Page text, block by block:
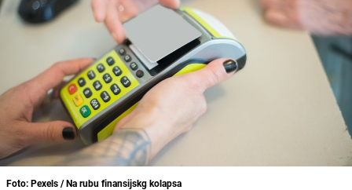
Foto: Pexels / Na rubu finansijskg kolapsa